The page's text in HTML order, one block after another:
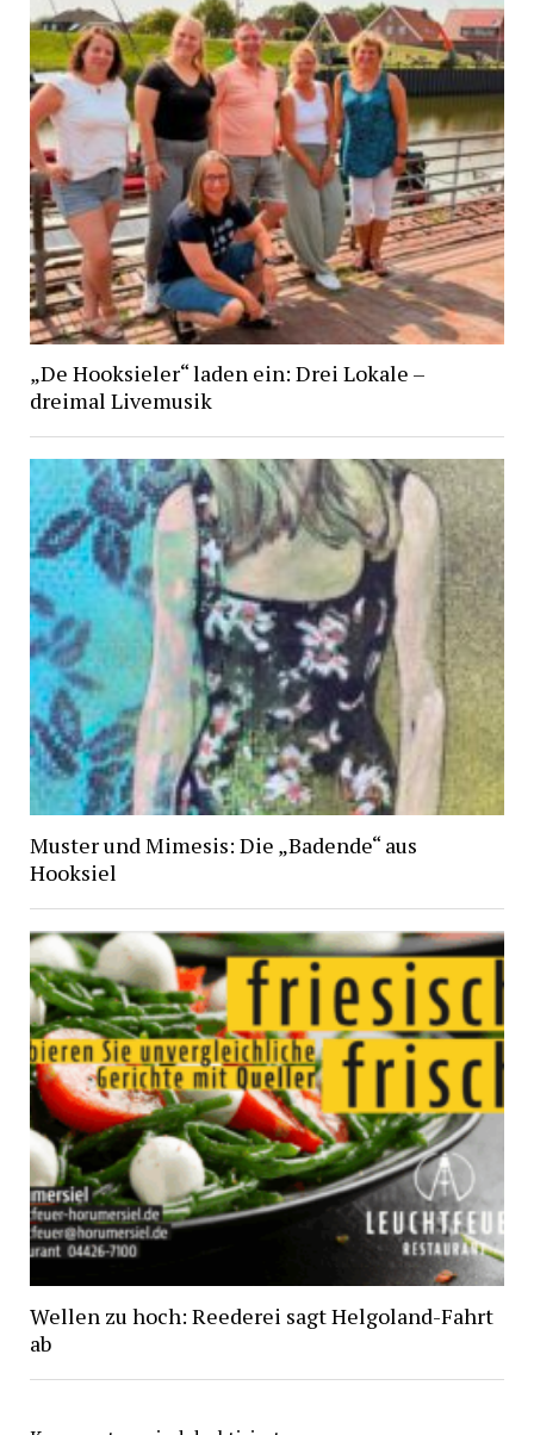
„De Hooksieler“ laden ein: Drei Lokale –
dreimal Livemusik
Muster und Mimesis: Die „Badende“ aus
Hooksiel
Wellen zu hoch: Reederei sagt Helgoland-Fahrt
ab